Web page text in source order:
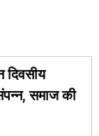
समाज की